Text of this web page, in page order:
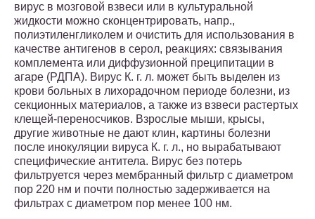
вирус в мозговой взвеси или в культуральной
жидкости можно сконцентрировать, напр.,
полиэтиленгликолем и очистить для использования в
качестве антигенов в серол, реакциях: связывания
комплемента или диффузионной преципитации в
агаре (РДПА). Вирус К. г. л. может быть выделен из
крови больных в лихорадочном периоде болезни, из
секционных материалов, а также из взвеси растертых
клещей-переносчиков. Взрослые мыши, крысы,
другие животные не дают клин, картины болезни
после инокуляции вируса К. г. л., но вырабатывают
специфические антитела. Вирус без потерь
фильтруется через мембранный фильтр с диаметром
пор 220 нм и почти полностью задерживается на
фильтрах с диаметром пор менее 100 нм.